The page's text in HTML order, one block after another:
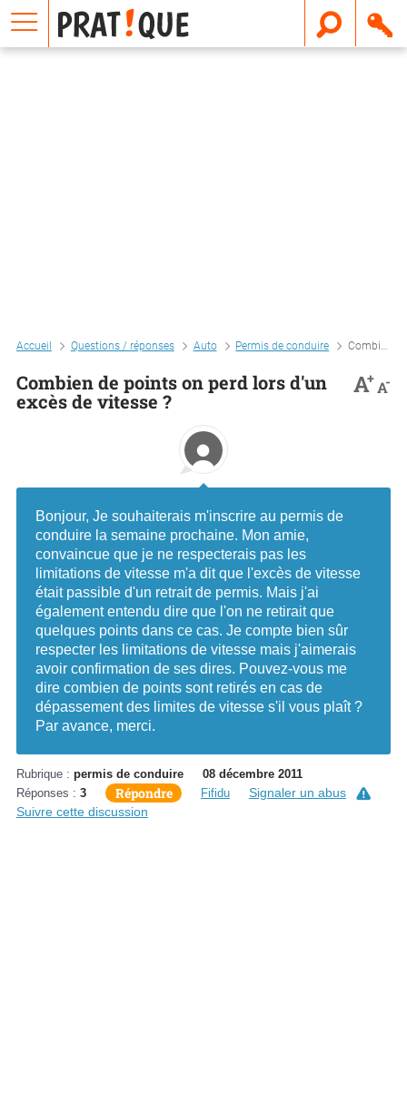
Accueil Questions / réponses Auto Permis de conduire Combien de points on perd lors d'un excès de vitesse ?
Combien de points on perd lors d'un
excès de vitesse ?
A+A-
Bonjour, Je souhaiterais m'inscrire au permis de
conduire la semaine prochaine. Mon amie,
convaincue que je ne respecterais pas les
limitations de vitesse m'a dit que l'excès de vitesse
était passible d'un retrait de permis. Mais j'ai
également entendu dire que l'on ne retirait que
quelques points dans ce cas. Je compte bien sûr
respecter les limitations de vitesse mais j'aimerais
avoir confirmation de ses dires. Pouvez-vous me
dire combien de points sont retirés en cas de
dépassement des limites de vitesse s'il vous plaît ?
Par avance, merci.
Rubrique : permis de conduire
08 décembre 2011
Réponses : 3 Répondre Fifidu
Signaler un abus
Suivre cette discussion
E
m
a